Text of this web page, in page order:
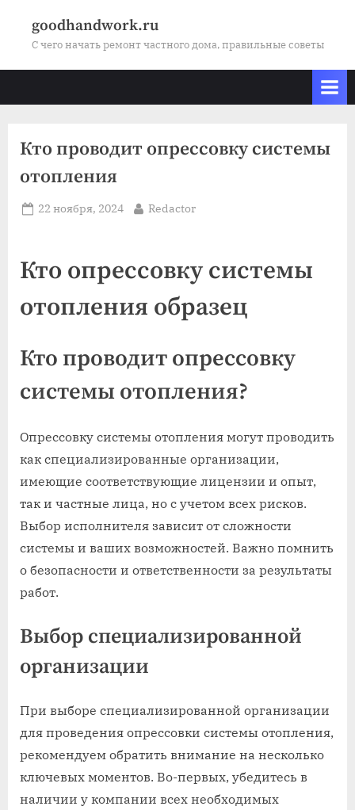
goodhandwork.ru
С чего начать ремонт частного дома, правильные советы
Кто проводит опрессовку системы
отопления
Posted
22 ноября, 2024 By
Redactor
Кто опрессовку системы
отопления образец
Кто проводит опрессовку
системы отопления?
Опрессовку системы отопления могут проводить
как специализированные организации,
имеющие соответствующие лицензии и опыт,
так и частные лица, но с учетом всех рисков.
Выбор исполнителя зависит от сложности
системы и ваших возможностей. Важно помнить
о безопасности и ответственности за результаты
работ.
Выбор специализированной
организации
При выборе специализированной организации
для проведения опрессовки системы отопления,
рекомендуем обратить внимание на несколько
ключевых моментов. Во-первых, убедитесь в
наличии у компании всех необходимых